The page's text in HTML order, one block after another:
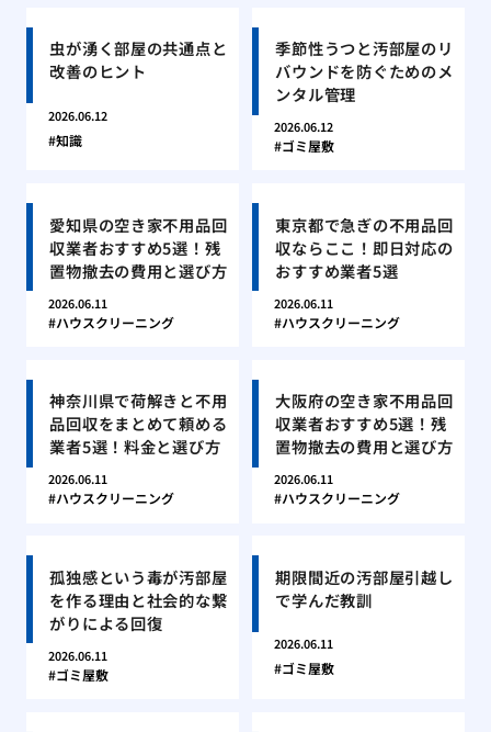
虫が湧く部屋の共通点と
改善のヒント
2026.06.12
知識
季節性うつと汚部屋のリ
バウンドを防ぐためのメ
ンタル管理
2026.06.12
ゴミ屋敷
愛知県の空き家不用品回
収業者おすすめ5選！残
置物撤去の費用と選び方
2026.06.11
ハウスクリーニング
東京都で急ぎの不用品回
収ならここ！即日対応の
おすすめ業者5選
2026.06.11
ハウスクリーニング
神奈川県で荷解きと不用
品回収をまとめて頼める
業者5選！料金と選び方
2026.06.11
ハウスクリーニング
大阪府の空き家不用品回
収業者おすすめ5選！残
置物撤去の費用と選び方
2026.06.11
ハウスクリーニング
孤独感という毒が汚部屋
を作る理由と社会的な繋
がりによる回復
2026.06.11
ゴミ屋敷
期限間近の汚部屋引越し
で学んだ教訓
2026.06.11
ゴミ屋敷